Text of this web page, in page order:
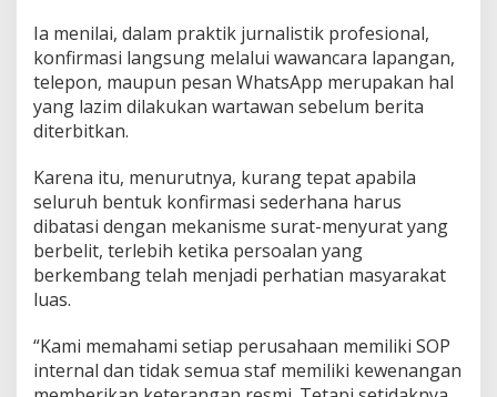
r
i
i
k
Ia menilai, dalam praktik jurnalistik profesional,
konfirmasi langsung melalui wawancara lapangan,
telepon, maupun pesan WhatsApp merupakan hal
yang lazim dilakukan wartawan sebelum berita
diterbitkan.
Karena itu, menurutnya, kurang tepat apabila
seluruh bentuk konfirmasi sederhana harus
dibatasi dengan mekanisme surat-menyurat yang
berbelit, terlebih ketika persoalan yang
berkembang telah menjadi perhatian masyarakat
luas.
“Kami memahami setiap perusahaan memiliki SOP
internal dan tidak semua staf memiliki kewenangan